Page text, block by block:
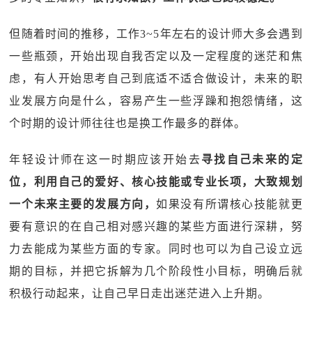
但随着时间的推移，工作3~5年左右的设计师大多会遇到
一些瓶颈，开始出现自我否定以及一定程度的迷茫和焦
虑，有人开始思考自己到底适不适合做设计，未来的职
业发展方向是什么，容易产生一些浮躁和抱怨情绪，这
个时期的设计师往往也是换工作最多的群体。
年轻设计师在这一时期应该开始去寻找自己未来的定
位，利用自己的爱好、核心技能或专业长项，大致规划
一个未来主要的发展方向，如果没有所谓核心技能就更
要有意识的在自己相对感兴趣的某些方面进行深耕，努
力去能成为某些方面的专家。同时也可以为自己设立远
期的目标，并把它拆解为几个阶段性小目标，明确后就
积极行动起来，让自己早日走出迷茫进入上升期。